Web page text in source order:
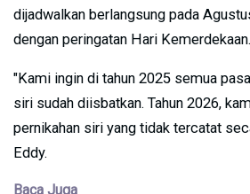
dijadwalkan berlangsung pada
dengan peringatan Hari Kemerdekaan.
"Kami ingin di tahun 2025 semua
siri sudah diisbatkan. Tahun 2026,
pernikahan siri yang tidak tercatat
Eddy.
Baca Juga